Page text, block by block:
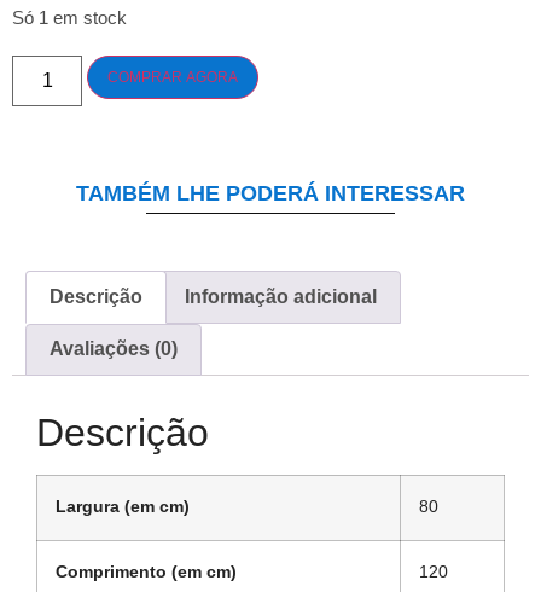
Só 1 em stock
COMPRAR AGORA
TAMBÉM LHE PODERÁ INTERESSAR
Descrição Informação adicional
Avaliações (0)
Descrição
Largura (em cm) 80
Comprimento (em cm) 120